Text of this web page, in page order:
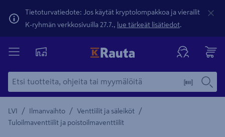
Tietoturvatiedote: Jos käytät kryptolompakkoa ja vierailit
K-ryhmän verkkosivuilla 27.7., lue tärkeät lisätiedot.
LVI / Ilmanvaihto / Venttiilit ja säleiköt /
Tuloilmaventtiilit ja poistoilmaventtiilit